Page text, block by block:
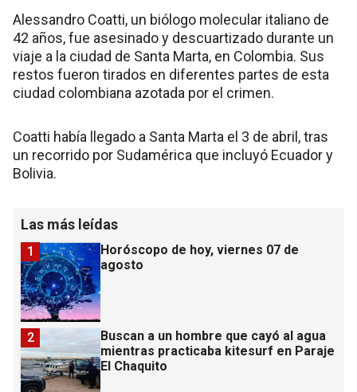
Alessandro Coatti, un biólogo molecular italiano de
42 años, fue asesinado y descuartizado durante un
viaje a la ciudad de Santa Marta, en Colombia. Sus
restos fueron tirados en diferentes partes de esta
ciudad colombiana azotada por el crimen.
Coatti había llegado a Santa Marta el 3 de abril, tras
un recorrido por Sudamérica que incluyó Ecuador y
Bolivia.
Las más leídas
Horóscopo de hoy, viernes 07 de
agosto
1
Buscan a un hombre que cayó al agua
mientras practicaba kitesurf en Paraje
El Chaquito
2